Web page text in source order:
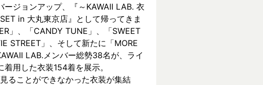
ージョンアップ、『～KAWAII LAB. 衣
in 大丸東京店』として帰ってきま
」、「CANDY TUNE」、「SWEET
STREET」、そして新たに「MORE
LAB.メンバー総勢38名が、ライ
⽤した衣装154着を展示。
ることができなかった衣装が集結